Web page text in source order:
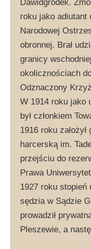
Dawidgródek.
roku jako adiutant
Narodowej
obronnej. Brał
granicy
okolicznościach
Odznaczony
W 1914 roku jako
był członkiem
1916 roku
harcerską im.
przejściu do
Prawa
1927 roku stopień
sędzia w Sądzie
prowadził
Pleszewie, a